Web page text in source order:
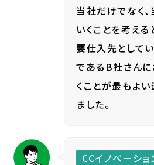
当社だけでなく
いくことを考える
要仕入先として
であるB社さん
くことが最もよ
ました。
CCイノベーシ